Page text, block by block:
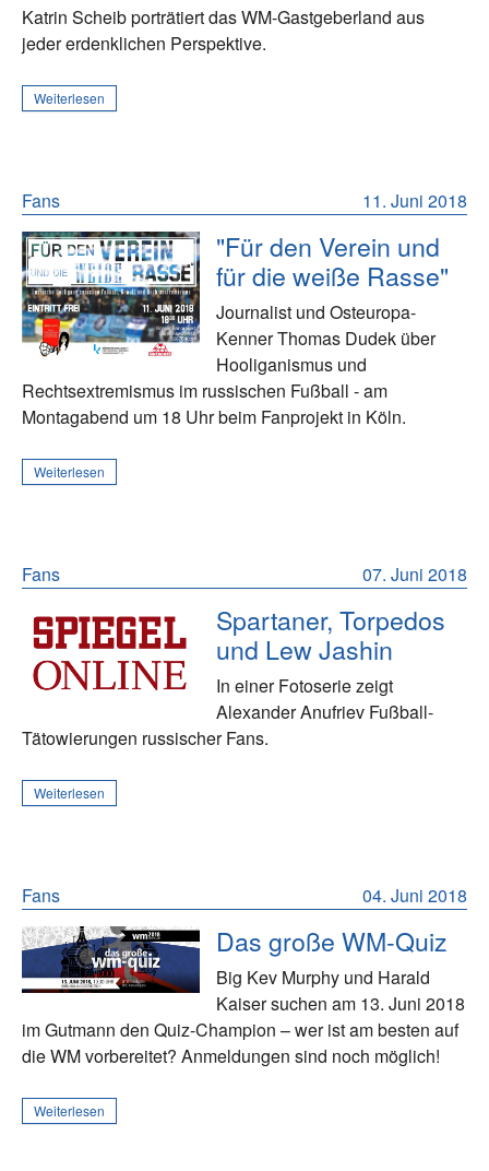
Katrin Scheib porträtiert das WM-Gastgeberland aus
jeder erdenklichen Perspektive.
Weiterlesen
11. Juni 2018
Fans
"Für den Verein und
für die weiße Rasse"
Journalist und Osteuropa-
Kenner Thomas Dudek über
Hooliganismus und
Rechtsextremismus im russischen Fußball - am
Montagabend um 18 Uhr beim Fanprojekt in Köln.
Weiterlesen
07. Juni 2018
Fans
Spartaner, Torpedos
und Lew Jashin
In einer Fotoserie zeigt
Alexander Anufriev Fußball-
Tätowierungen russischer Fans.
Weiterlesen
04. Juni 2018
Fans
Das große WM-Quiz
Big Kev Murphy und Harald
Kaiser suchen am 13. Juni 2018
im Gutmann den Quiz-Champion – wer ist am besten auf
die WM vorbereitet? Anmeldungen sind noch möglich!
Weiterlesen